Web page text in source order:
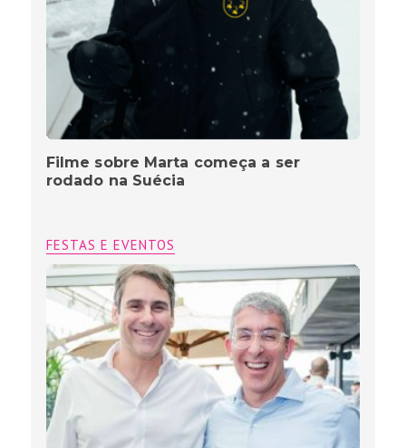
Filme sobre Marta começa a ser
rodado na Suécia
FESTAS E EVENTOS